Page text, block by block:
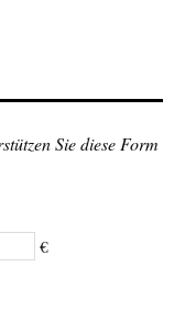
Sie diese Form
€